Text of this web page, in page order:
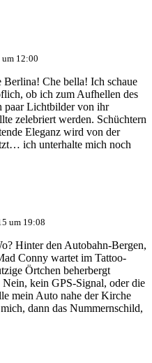
um 12:00
Berlina! Che bella! Ich schaue
ob ich zum Aufhellen des
paar Lichtbilder von ihr
zelebriert werden. Schüchtern
Eleganz wird von der
ich unterhalte mich noch
um 19:08
Hinter den Autobahn-Bergen,
Conny wartet im Tattoo-
Örtchen beherbergt
kein GPS-Signal, oder die
mein Auto nahe der Kirche
dann das Nummernschild,